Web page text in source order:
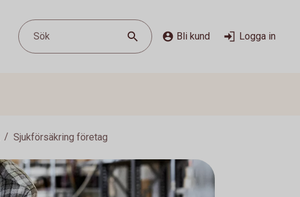
Sök Bli kund Logga in
Sjukförsäkring företag